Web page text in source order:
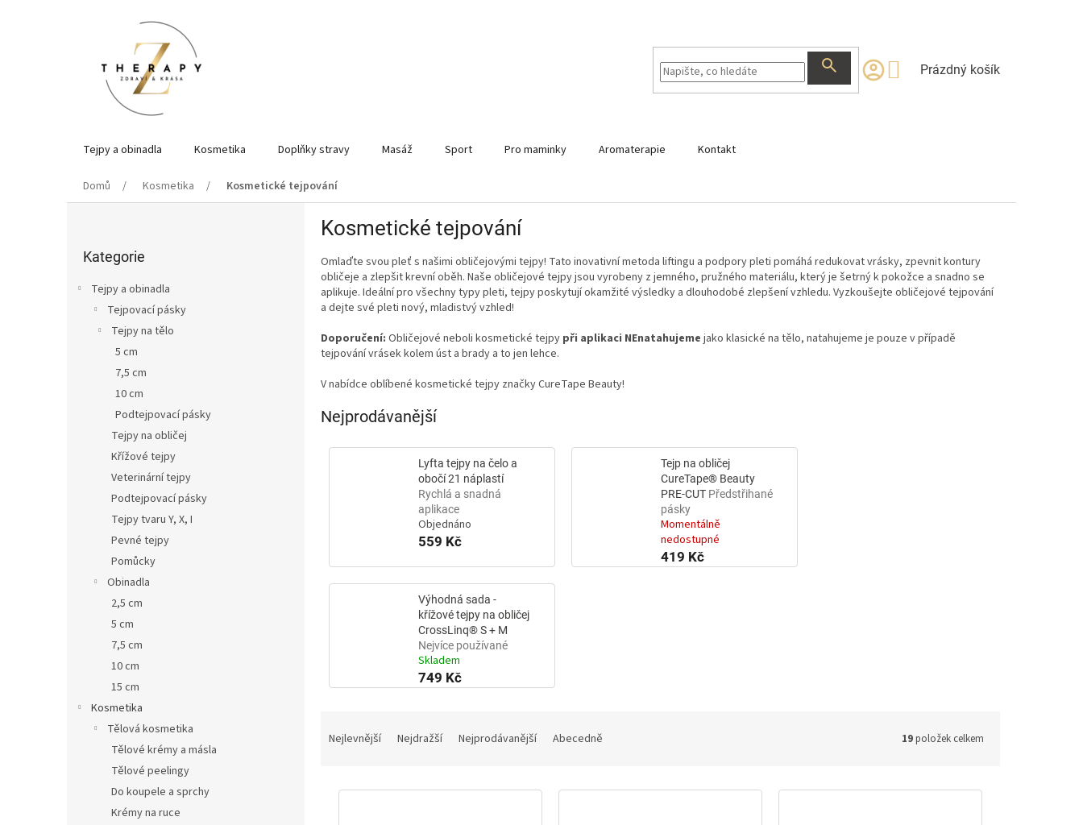
NÁKUPNÍ
Prázdný košík
Tejpy a obinadla Kosmetika Doplňky stravy Masáž Sport Pro maminky Aromaterapie Kontakt
Domů Kosmetika Kosmetické tejpování
kategorie
Kategorie
Tejpy a obinadla
Tejpovací pásky
Tejpy na tělo
5 cm
7,5 cm
10 cm
Podtejpovací pásky
Tejpy na obličej
Křížové tejpy
Veterinární tejpy
Podtejpovací pásky
Tejpy tvaru Y, X, I
Pevné tejpy
Pomůcky
Obinadla
2,5 cm
5 cm
7,5 cm
10 cm
15 cm
Kosmetika
Tělová kosmetika
Tělové krémy a másla
Tělové peelingy
Do koupele a sprchy
Krémy na ruce
Kosmetické tejpování
Omlaďte svou pleť s našimi obličejovými tejpy! Tato inovativní metoda liftingu a podpory pleti pomáhá redukovat vrásky, zpevnit kontury
obličeje a zlepšit krevní oběh. Naše obličejové tejpy jsou vyrobeny z jemného, pružného materiálu, který je šetrný k pokožce a snadno se
aplikuje. Ideální pro všechny typy pleti, tejpy poskytují okamžité výsledky a dlouhodobé zlepšení vzhledu. Vyzkoušejte obličejové tejpování
a dejte své pleti nový, mladistvý vzhled!
Doporučení: Obličejové neboli kosmetické tejpy při aplikaci NEnatahujeme jako klasické na tělo, natahujeme je pouze v případě
tejpování vrásek kolem úst a brady a to jen lehce.
V nabídce oblíbené kosmetické tejpy značkyCureTape Beauty!
Nejprodávanější
Lyfta tejpy na čelo a
obočí 21 náplastí
Rychlá a snadná
aplikace
Objednáno
559 Kč
Tejp na obličej
CureTape® Beauty
PRE-CUT Předstřihané
pásky
Momentálně
nedostupné
419 Kč
Výhodná sada -
křížové tejpy na obličej
CrossLinq® S + M
Nejvíce používané
Skladem
749 Kč
Nejlevnější Nejdražší Nejprodávanější Abecedně 19položek celkem